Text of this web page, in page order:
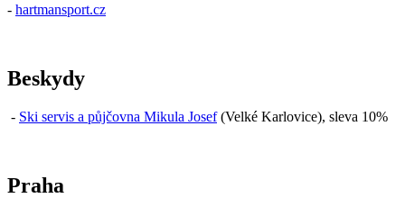
- hartmansport.cz
Beskydy
- Ski servis a půjčovna Mikula Josef(Velké Karlovice), sleva 10%
Praha